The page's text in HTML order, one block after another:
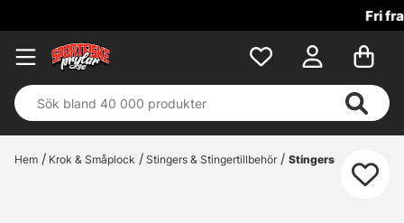
Fri frakt över 699 kr!
Hem Krok & Småplock Stingers & Stingertillbehör Stingers